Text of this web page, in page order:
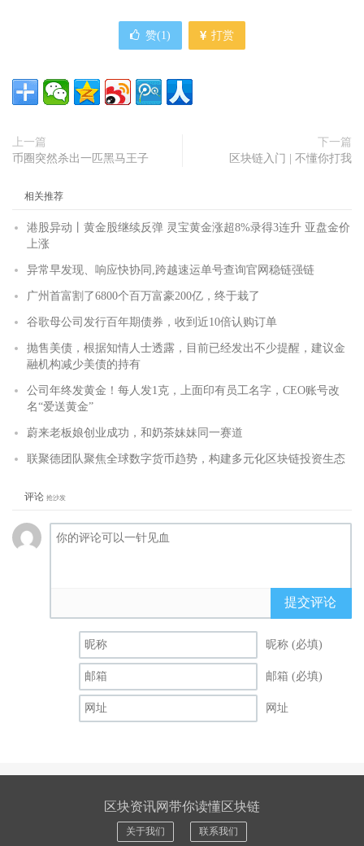
赞(1 ) 打赏
上一篇
币圈突然杀出一匹黑马王子
下一篇
区块链入门 | 不懂你打我
相关推荐
港股异动丨黄金股继续反弹 灵宝黄金涨超8%录得3连升 亚盘金价
上涨
异常早发现、响应快协同,跨越速运单号查询官网稳链强链
广州首富割了6800个百万富豪200亿，终于栽了
谷歌母公司发行百年期债券，收到近10倍认购订单
抛售美债，根据知情人士透露，目前已经发出不少提醒，建议金
融机构减少美债的持有
公司年终发黄金！每人发1克，上面印有员工名字，CEO账号改
名“爱送黄金”
蔚来老板娘创业成功，和奶茶妹妹同一赛道
联聚德团队聚焦全球数字货币趋势，构建多元化区块链投资生态
评论 抢沙发
提交评论
昵称 (必填)
邮箱 (必填)
网址
区块资讯网带你读懂区块链
关于我们 联系我们